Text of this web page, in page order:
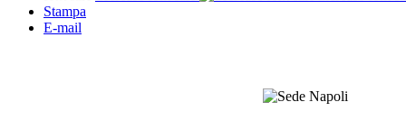
Stampa
E-mail